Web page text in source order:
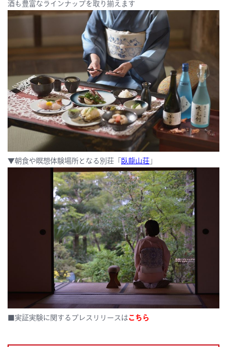
酒も豊富なラインナップを取り揃えます
▼朝食や瞑想体験場所となる別荘「 臥龍山荘 」
■実証実験に関するプレスリリースは こちら